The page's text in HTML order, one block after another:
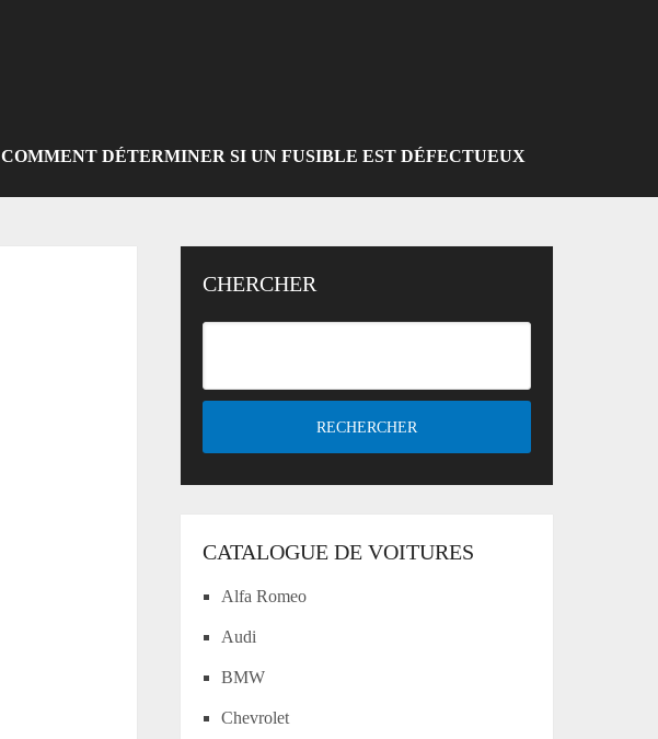
COMMENT DÉTERMINER SI UN FUSIBLE EST DÉFECTUEUX
CHERCHER
CATALOGUE DE VOITURES
Alfa Romeo
Audi
BMW
Chevrolet